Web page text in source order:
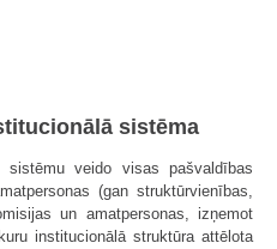
sistēma
veido visas pašvaldības
(gan struktūrvienības,
un amatpersonas, izņemot
institucionālā struktūra attēlota